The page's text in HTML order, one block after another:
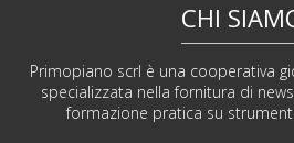
CHI
Primopiano scrl è una cooperativa
specializzata nella fornitura di
formazione pratica su